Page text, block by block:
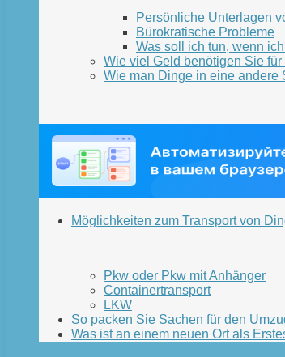
Persönliche Unterlagen
Bürokratische Probleme
Was soll ich tun, wenn
Wie viel Geld benötigen Sie
Wie man Dinge in eine andere
Möglichkeiten zum Transport von
Pkw oder Pkw mit Anhänger
Containertransport
LKW
So packen Sie Sachen für den
Was ist an einem neuen Ort als